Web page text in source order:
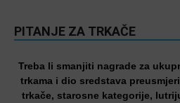
PITANJE ZA TRKAČE
Treba li smanjiti nagrade za
trkama i dio sredstava
trkače, starosne kategorije,